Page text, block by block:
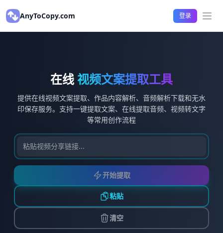
AnyToCopy.com 登录 打
在线 视频文案提取工具
提供在线视频文案提取、作品内容解析、音频解析下载和无水
印保存服务。支持一键提取文案、在线提取音频、视频转文字
等常用创作流程
开始提取
粘贴
清空